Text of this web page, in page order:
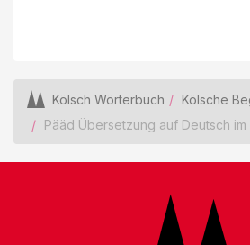
Kölsch Wörterbuch
Kölsche
Pääd Übersetzung auf Deutsch